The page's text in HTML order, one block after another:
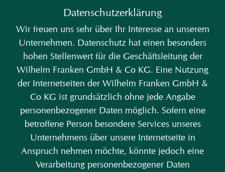
Datenschutzerklärung
Wir freuen uns sehr über Ihr Interesse an unserem
Unternehmen. Datenschutz hat einen besonders
hohen Stellenwert für die Geschäftsleitung der
Wilhelm Franken GmbH & Co KG. Eine Nutzung
der Internetseiten der Wilhelm Franken GmbH &
Co KG ist grundsätzlich ohne jede Angabe
personenbezogener Daten möglich. Sofern eine
betroffene Person besondere Services unseres
Unternehmens über unsere Internetseite in
Anspruch nehmen möchte, könnte jedoch eine
Verarbeitung personenbezogener Daten